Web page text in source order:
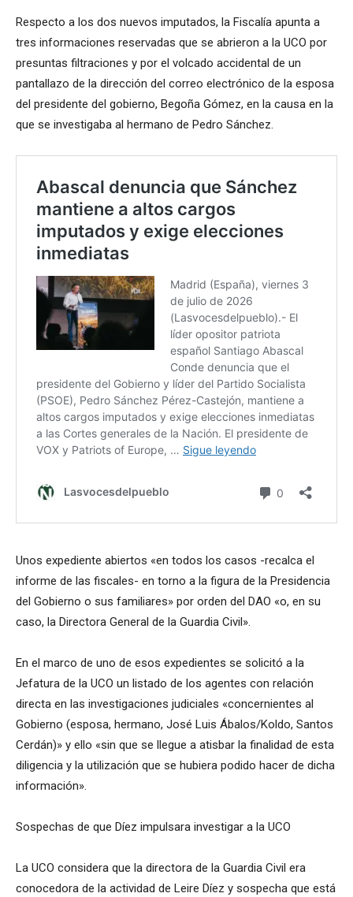
Respecto a los dos nuevos imputados, la Fiscalía apunta a
tres informaciones reservadas que se abrieron a la UCO por
presuntas filtraciones y por el volcado accidental de un
pantallazo de la dirección del correo electrónico de la esposa
del presidente del gobierno, Begoña Gómez, en la causa en la
que se investigaba al hermano de Pedro Sánchez.
Unos expediente abiertos «en todos los casos -recalca el
informe de las fiscales- en torno a la figura de la Presidencia
del Gobierno o sus familiares» por orden del DAO «o, en su
caso, la Directora General de la Guardia Civil».
En el marco de uno de esos expedientes se solicitó a la
Jefatura de la UCO un listado de los agentes con relación
directa en las investigaciones judiciales «concernientes al
Gobierno (esposa, hermano, José Luis Ábalos/Koldo, Santos
Cerdán)» y ello «sin que se llegue a atisbar la finalidad de esta
diligencia y la utilización que se hubiera podido hacer de dicha
información».
Sospechas de que Díez impulsara investigar a la UCO
La UCO considera que la directora de la Guardia Civil era
conocedora de la actividad de Leire Díez y sospecha que está